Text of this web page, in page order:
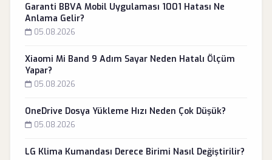
Garanti BBVA Mobil Uygulaması 1001 Hatası Ne
Anlama Gelir?
05.08.2026
Xiaomi Mi Band 9 Adım Sayar Neden Hatalı Ölçüm
Yapar?
05.08.2026
OneDrive Dosya Yükleme Hızı Neden Çok Düşük?
05.08.2026
LG Klima Kumandası Derece Birimi Nasıl Değiştirilir?